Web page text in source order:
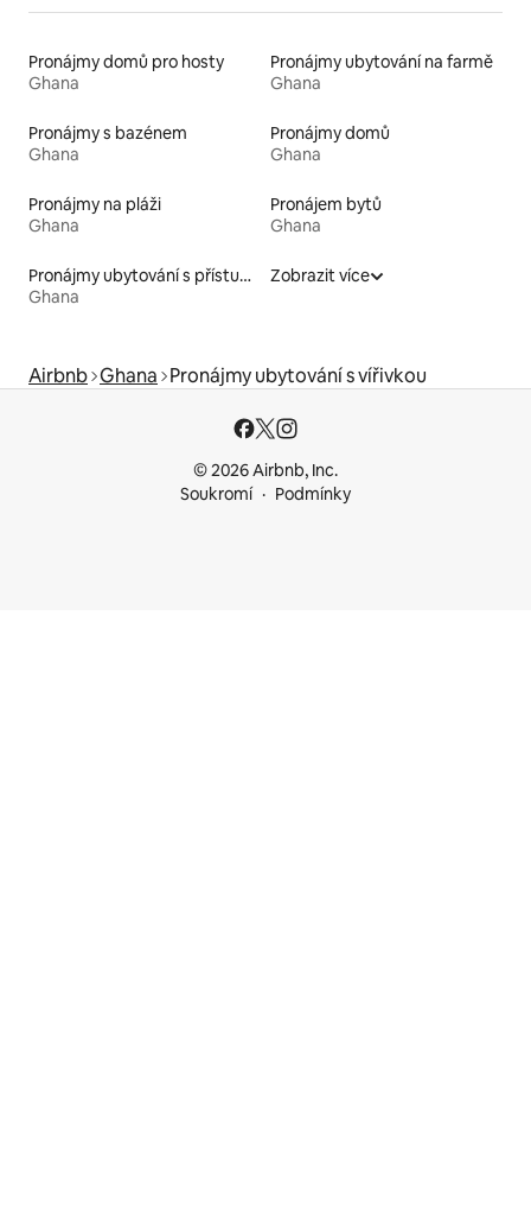
Pronájmy domů pro hosty
Ghana
Pronájmy ubytování na farmě
Ghana
Pronájmy s bazénem
Ghana
Pronájmy domů
Ghana
Pronájmy na pláži
Ghana
Pronájem bytů
Ghana
Pronájmy ubytování s přístupem k jezeru
Ghana
Zobrazit více
Airbnb Ghana Pronájmy ubytování s vířivkou
© 2026 Airbnb, Inc.
Soukromí
Podmínky